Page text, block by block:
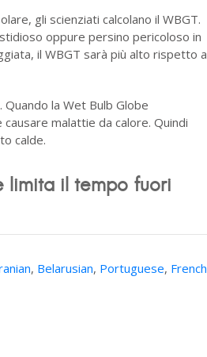
gli scienziati calcolano il WBGT.
oppure persino pericoloso in
il WBGT sarà più alto rispetto a
la Wet Bulb Globe
malattie da calore. Quindi
calde.
limita il tempo fuori
, Belarusian, Portuguese, French